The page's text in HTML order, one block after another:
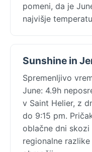
pomeni, da je
najvišje
Sunshine in
Spremenljivo
June: 4.9h
v Saint Helier, z
do 9:15 pm.
oblačne dni skozi
regionalne